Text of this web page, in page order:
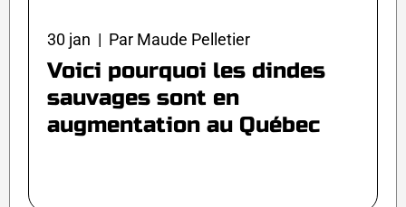
30 jan | Par Maude Pelletier
Voici pourquoi les dindes
sauvages sont en
augmentation au Québec